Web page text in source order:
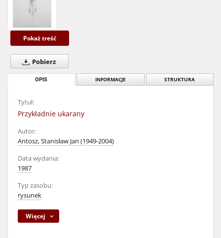
Pokaż treść
Pobierz
OPIS INFORMACJE STRUKTURA
Tytuł:
Przykładnie ukarany
Autor:
Antosz, Stanisław Jan (1949-2004)
Data wydania:
1987
Typ zasobu:
rysunek
Więcej